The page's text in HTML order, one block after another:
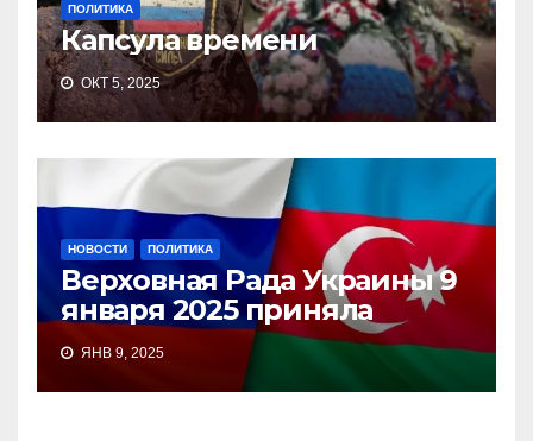
ПОЛИТИКА
Капсула времени
ОКТ 5, 2025
НОВОСТИ ПОЛИТИКА
Верховная Рада Украины 9
января 2025 приняла
ЯНВ 9, 2025